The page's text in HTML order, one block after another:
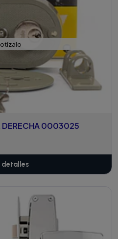
DERECHA 0003025
detalles